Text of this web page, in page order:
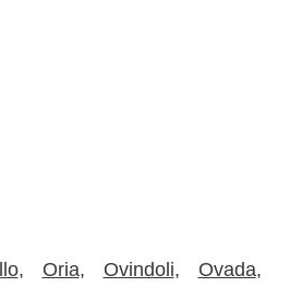
Oria Ovindoli Ovada